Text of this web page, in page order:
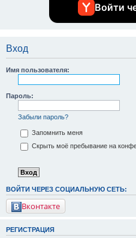
Войти
Вход
Имя пользователя:
Пароль:
Забыли пароль?
Запомнить меня
Скрыть моё пребывание на
ВОЙТИ ЧЕРЕЗ СОЦИАЛЬНУЮ СЕТЬ:
Вконтакте
РЕГИСТРАЦИЯ